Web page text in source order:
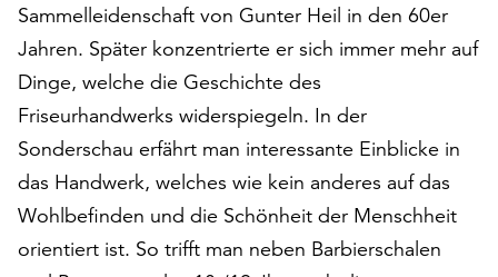
widerrufen.
Dafür
steht
Ihnen
am
Ende
der
Seite
die
Schaltfläche
Sammelleidenschaft von Gunter Heil in den 60er
Jahren. Später konzentrierte er sich immer mehr auf
Dinge, welche die Geschichte des
Friseurhandwerks widerspiegeln. In der
Sonderschau erfährt man interessante Einblicke in
das Handwerk, welches wie kein anderes auf das
Wohlbefinden und die Schönheit der Menschheit
orientiert ist. So trifft man neben Barbierschalen